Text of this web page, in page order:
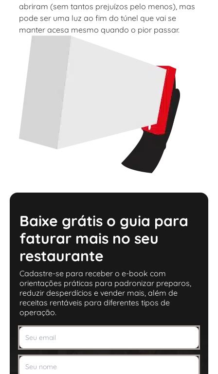
abriram (sem tantos prejuízos pelo menos), mas
pode ser uma luz ao fim do túnel que vai se
manter acesa mesmo quando o pior passar.
Baixe grátis o guia para
faturar mais no seu
restaurante
Cadastre-se para receber o e-book com
orientações práticas para padronizar preparos,
reduzir desperdícios e vender mais, além de
receitas rentáveis para diferentes tipos de
operação.